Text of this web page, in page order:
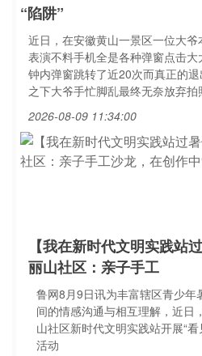
“陷阱”
近日，在安徽黄山一景区一位大
表演不料手机全是各种弹窗点击大
钟内弹窗跳转了近20次而真正的
之下大爷手忙脚乱最终无奈放弃
2026-08-09 11:34:00
【我在新时代文明实践站
丽山社区：亲子手工
鲁网8月9日讯为丰富辖区青少年
间的情感沟通与相互理解，近日
山社区新时代文明实践站开展“
活动